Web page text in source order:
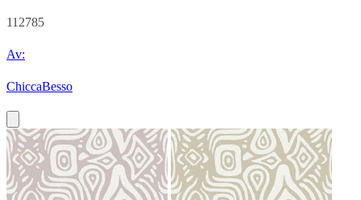
112785
Av:
ChiccaBesso